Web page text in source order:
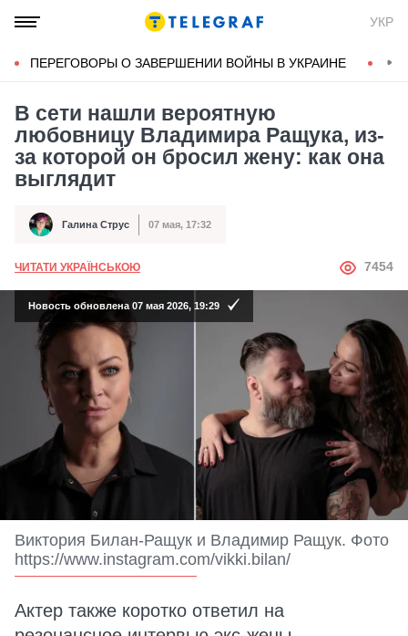
УКР
ПЕРЕГОВОРЫ О ЗАВЕРШЕНИИ ВОЙНЫ В УКРАИНЕ
В сети нашли вероятную
любовницу Владимира Ращука, из-
за которой он бросил жену: как она
выглядит
Автор Галина Струс
Дата публикации 07 мая, 17:32
ЧИТАТИ УКРАЇНСЬКОЮ АВТОР
7454
Новость обновлена 07 мая 2026, 19:29
Виктория Билан-Ращук и Владимир Ращук. Фото
https://www.instagram.com/vikki.bilan/
Актер также коротко ответил на